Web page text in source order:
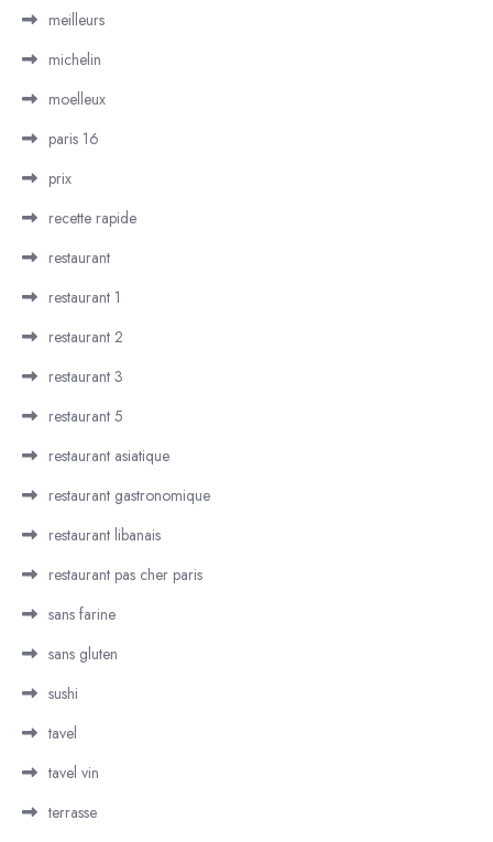
meilleurs
michelin
moelleux
paris 16
prix
recette rapide
restaurant
restaurant 1
restaurant 2
restaurant 3
restaurant 5
restaurant asiatique
restaurant gastronomique
restaurant libanais
restaurant pas cher paris
sans farine
sans gluten
sushi
tavel
tavel vin
terrasse